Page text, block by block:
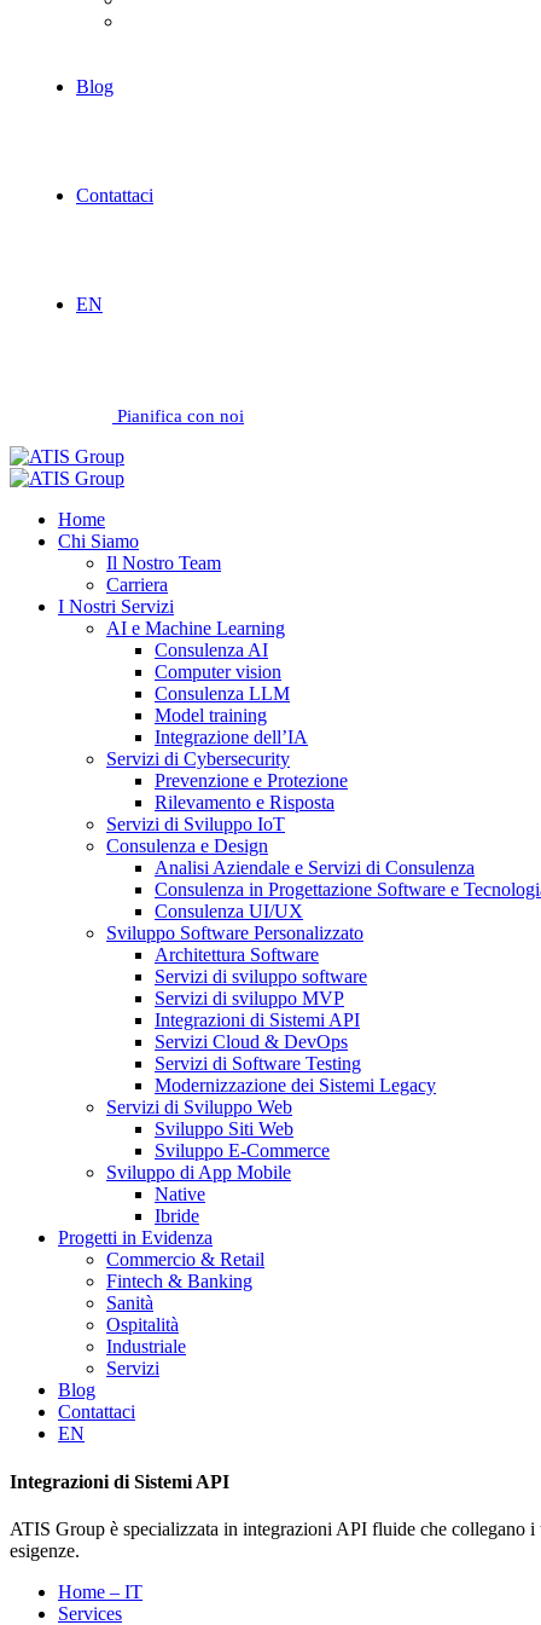
Blog
Contattaci
EN
Pianifica con noi
Home
Chi Siamo
Il Nostro Team
Carriera
I Nostri Servizi
AI e Machine Learning
Consulenza AI
Computer vision
Consulenza LLM
Model training
Integrazione dell’IA
Servizi di Cybersecurity
Prevenzione e Protezione
Rilevamento e Risposta
Servizi di Sviluppo IoT
Consulenza e Design
Analisi Aziendale e Servizi di Consulenza
Consulenza in Progettazione Software e
Consulenza UI/UX
Sviluppo Software Personalizzato
Architettura Software
Servizi di sviluppo software
Servizi di sviluppo MVP
Integrazioni di Sistemi API
Servizi Cloud & DevOps
Servizi di Software Testing
Modernizzazione dei Sistemi Legacy
Servizi di Sviluppo Web
Sviluppo Siti Web
Sviluppo E-Commerce
Sviluppo di App Mobile
Native
Ibride
Progetti in Evidenza
Commercio & Retail
Fintech & Banking
Sanità
Ospitalità
Industriale
Servizi
Blog
Contattaci
EN
Integrazioni di Sistemi API
ATIS Group è specializzata in integrazioni API fluide che collegano
esigenze.
Home – IT
Services